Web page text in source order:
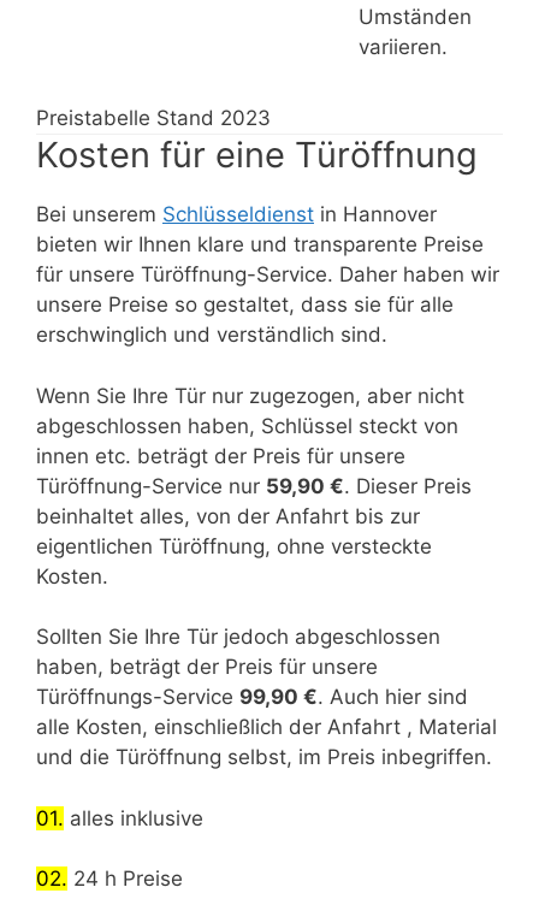
Umständen
variieren.
Preistabelle Stand 2023
Kosten für eine Türöffnung
Bei unserem Schlüsseldienst in Hannover
bieten wir Ihnen klare und transparente Preise
für unsere Türöffnung-Service. Daher haben wir
unsere Preise so gestaltet, dass sie für alle
erschwinglich und verständlich sind.
Wenn Sie Ihre Tür nur zugezogen, aber nicht
abgeschlossen haben, Schlüssel steckt von
innen etc. beträgt der Preis für unsere
Türöffnung-Service nur 59,90 €. Dieser Preis
beinhaltet alles, von der Anfahrt bis zur
eigentlichen Türöffnung, ohne versteckte
Kosten.
Sollten Sie Ihre Tür jedoch abgeschlossen
haben, beträgt der Preis für unsere
Türöffnungs-Service 99,90 €. Auch hier sind
alle Kosten, einschließlich der Anfahrt , Material
und die Türöffnung selbst, im Preis inbegriffen.
01. alles inklusive
02. 24 h Preise